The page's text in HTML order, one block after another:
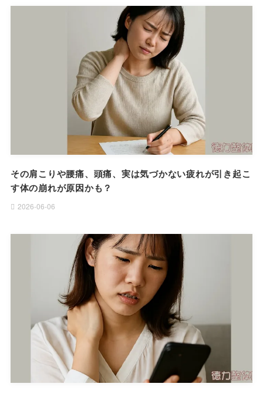
その肩こりや腰痛、頭痛、実は気づかない疲れが引き起こ
す体の崩れが原因かも？
2026-06-06